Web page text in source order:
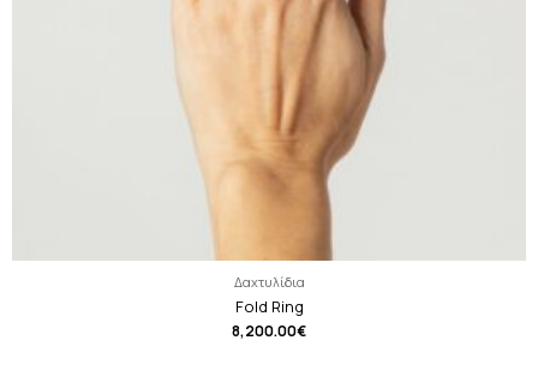
Δαχτυλίδια
Fold Ring
8,200.00€